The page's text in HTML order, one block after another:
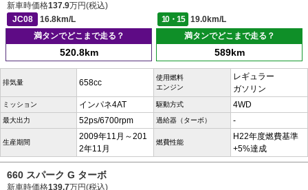
新車時価格137.9万円(税込)
JC08
16.8km/L 10・15
19.0km/L
満タンでどこまで走る？
520.8km
満タンでどこまで走る？
589km
排気量 658cc
使用燃料
エンジン
レギュラー
ガソリン
ミッション インパネ4AT 駆動方式 4WD
最大出力 52ps/6700rpm 過給器（ターボ） -
生産期間
2009年11月～201
2年11月
燃費性能
H22年度燃費基準
+5%達成
660 スパーク G ターボ
新車時価格139.7万円(税込)